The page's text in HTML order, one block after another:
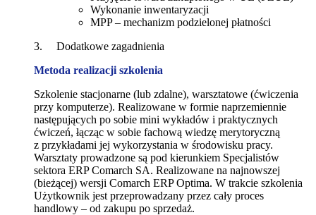
Wykonanie inwentaryzacji
MPP – mechanizm podzielonej płatności
3. Dodatkowe zagadnienia
Metoda realizacji szkolenia
Szkolenie stacjonarne (lub zdalne), warsztatowe (ćwiczenia
przy komputerze). Realizowane w formie naprzemiennie
następujących po sobie mini wykładów i praktycznych
ćwiczeń, łącząc w sobie fachową wiedzę merytoryczną
z przykładami jej wykorzystania w środowisku pracy.
Warsztaty prowadzone są pod kierunkiem Specjalistów
sektora ERP Comarch SA. Realizowane na najnowszej
(bieżącej) wersji Comarch ERP Optima. W trakcie szkolenia
Użytkownik jest przeprowadzany przez cały proces
handlowy – od zakupu po sprzedaż.